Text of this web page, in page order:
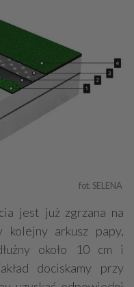
fot. SELENA
jest już zgrzana na
kolejny arkusz papy,
około 10 cm i
dociskamy przy